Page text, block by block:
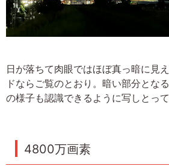
日が落ちて肉眼ではほぼ真っ暗に見
ドならご覧のとおり。暗い部分とな
の様子も認識できるように写しとって
4800万画素